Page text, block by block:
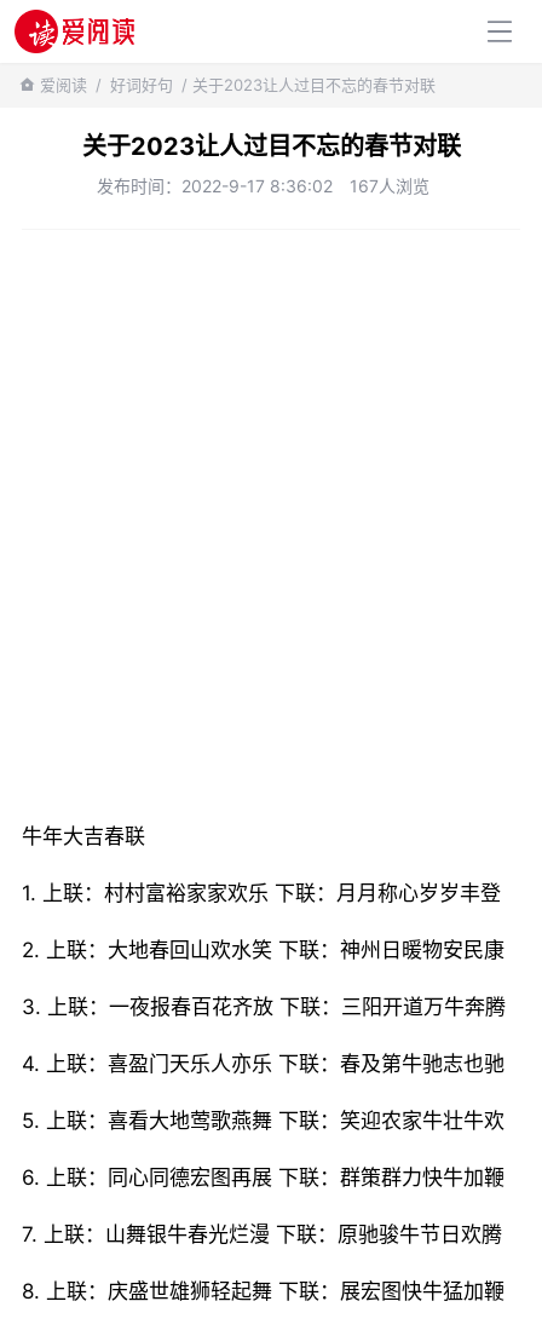
百科知识
爱阅读 / 好词好句 / 关于2023让人过目不忘的春节对联
关于2023让人过目不忘的春节对联
发布时间：2022-9-17 8:36:02 167人浏览
牛年大吉春联
1. 上联：村村富裕家家欢乐 下联：月月称心岁岁丰登
2. 上联：大地春回山欢水笑 下联：神州日暖物安民康
3. 上联：一夜报春百花齐放 下联：三阳开道万牛奔腾
4. 上联：喜盈门天乐人亦乐 下联：春及第牛驰志也驰
5. 上联：喜看大地莺歌燕舞 下联：笑迎农家牛壮牛欢
6. 上联：同心同德宏图再展 下联：群策群力快牛加鞭
7. 上联：山舞银牛春光烂漫 下联：原驰骏牛节日欢腾
8. 上联：庆盛世雄狮轻起舞 下联：展宏图快牛猛加鞭